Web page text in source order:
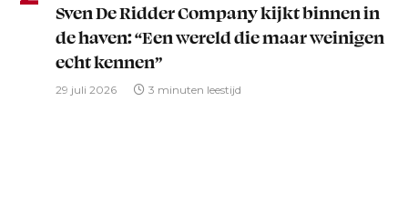
Sven De Ridder Company kijkt binnen in
de haven: “Een wereld die maar weinigen
echt kennen”
29 juli 2026 3 minuten leestijd